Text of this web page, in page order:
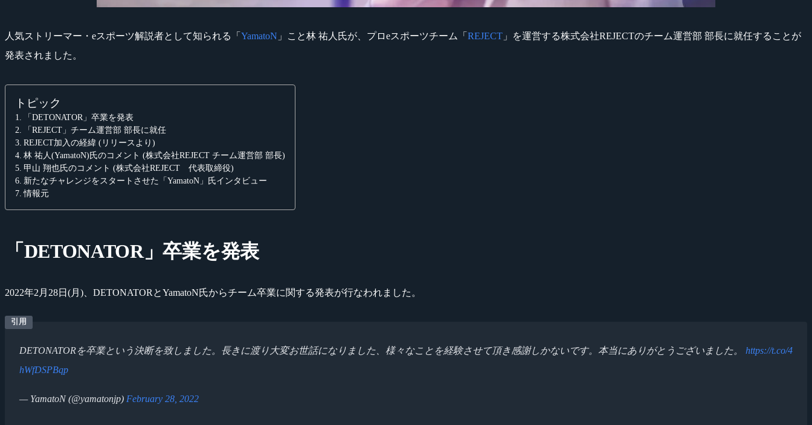
人気ストリーマー・eスポーツ解説者として知られる「 YamatoN 」こと林 祐人氏が、プロeスポーツチーム「 REJECT 」を運営する株式会社REJECTのチーム運営部 部長に就任することが
発表されました。
トピック
「DETONATOR」卒業を発表
「REJECT」チーム運営部 部長に就任
REJECT加入の経緯 (リリースより)
林 祐人(YamatoN)氏のコメント (株式会社REJECT チーム運営部 部長)
甲山 翔也氏のコメント (株式会社REJECT 代表取締役)
新たなチャレンジをスタートさせた「YamatoN」氏インタビュー
情報元
「DETONATOR」卒業を発表
2022年2月28日(月)、DETONATORとYamatoN氏からチーム卒業に関する発表が行なわれました。
DETONATORを卒業という決断を致しました。長きに渡り大変お世話になりました、様々なことを経験させて頂き感謝しかないです。本当にありがとうございました。 https://t.co/4
hWfDSPBqp
— YamatoN (@yamatonjp) February 28, 2022